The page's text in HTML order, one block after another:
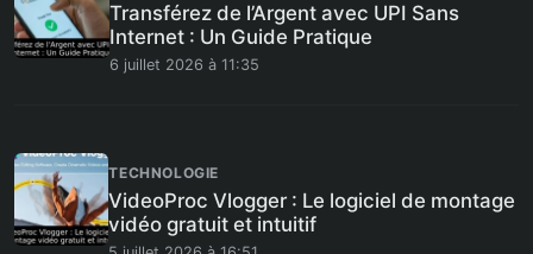
Transférez de l’Argent avec UPI Sans
Internet : Un Guide Pratique
6 juillet 2026 à 11:35
TECHNOLOGIE
VideoProc Vlogger : Le logiciel de montage
vidéo gratuit et intuitif